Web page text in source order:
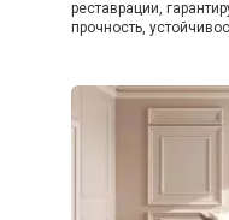
реставрации,
прочность,